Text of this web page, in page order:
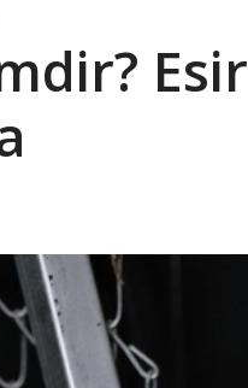
Esir